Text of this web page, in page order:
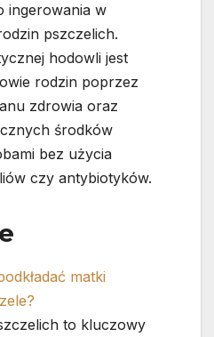
ingerowania w
pszczelich.
hodowli jest
rodzin poprzez
zdrowia oraz
środków
bez użycia
czy antybiotyków.
matki
to kluczowy